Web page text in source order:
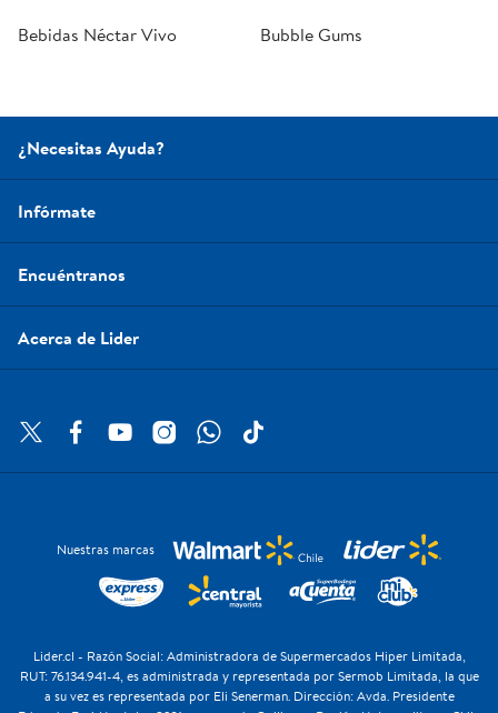
Bebidas Néctar Vivo Bubble Gums
¿Necesitas Ayuda?
Infórmate
Encuéntranos
Acerca de Lider
Nuestras marcas
Lider.cl - Razón Social: Administradora de Supermercados Hiper Limitada,
RUT: 76.134.941-4, es administrada y representada por Sermob Limitada, la que
a su vez es representada por Eli Senerman. Dirección: Avda. Presidente